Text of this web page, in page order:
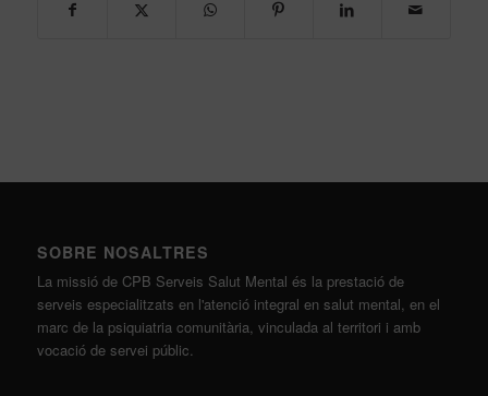
SOBRE NOSALTRES
La missió de CPB Serveis Salut Mental és la prestació de
serveis especialitzats en l'atenció integral en salut mental, en el
marc de la psiquiatria comunitària, vinculada al territori i amb
vocació de servei públic.